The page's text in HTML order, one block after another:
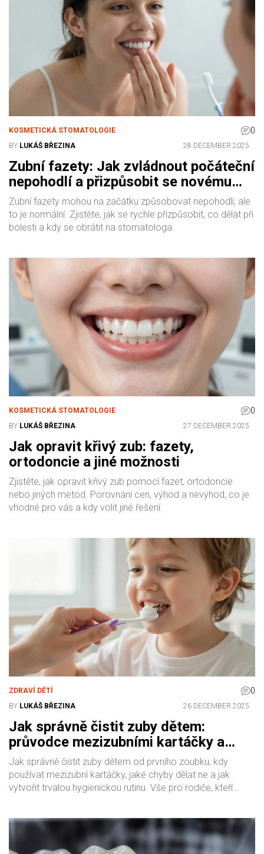
KOSMETICKÁ STOMATOLOGIE 0
BY LUKÁŠ BŘEZINA 28 DECEMBER 2025
Zubní fazety: Jak zvládnout počáteční
nepohodlí a přizpůsobit se novému
úsměvu
Zubní fazety mohou na začátku způsobovat nepohodlí, ale
to je normální. Zjistěte, jak se rychle přizpůsobit, co dělat při
bolesti a kdy se obrátit na stomatologa.
KOSMETICKÁ STOMATOLOGIE 0
BY LUKÁŠ BŘEZINA 27 DECEMBER 2025
Jak opravit křivý zub: fazety,
ortodoncie a jiné možnosti
Zjistěte, jak opravit křivý zub pomocí fazet, ortodoncie
nebo jiných metod. Porovnání cen, výhod a nevýhod, co je
vhodné pro vás a kdy volit jiné řešení.
ZDRAVÍ DĚTÍ 0
BY LUKÁŠ BŘEZINA 26 DECEMBER 2025
Jak správně čistit zuby dětem:
průvodce mezizubními kartáčky a
denní hygienou
Jak správně čistit zuby dětem od prvního zoubku, kdy
používat mezizubní kartáčky, jaké chyby dělat ne a jak
vytvořit trvalou hygienickou rutinu. Vše pro rodiče, kteří